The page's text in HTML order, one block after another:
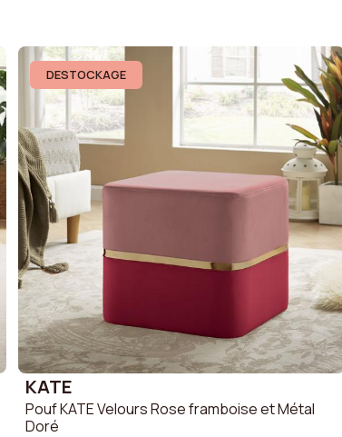
DESTOCKAGE
KATE
Pouf KATE Velours Rose framboise et Métal
Doré